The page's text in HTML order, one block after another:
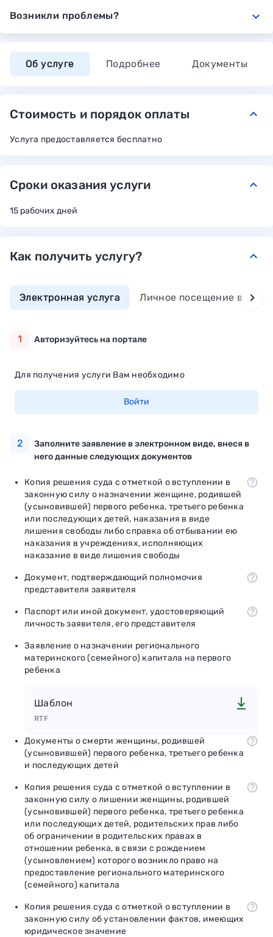
Возникли проблемы? expand_more
Об услуге Подробнее Документы
Стоимость и порядок оплаты keyboard_arrow_down
Услуга предоставляется бесплатно
Сроки оказания услуги keyboard_arrow_down
15 рабочих дней
Как получить услугу? keyboard_arrow_down
Электронная услуга Личное посещение
1 Авторизуйтесь на портале
Для получения услуги Вам необходимо
Войти
2
Заполните заявление в электронном виде, внеся в
него данные следующих документов
Копия решения суда с отметкой о вступлении в
законную силу о назначении женщине, родившей
(усыновившей) первого ребенка, третьего ребенка
или последующих детей, наказания в виде
лишения свободы либо справка об отбывании ею
наказания в учреждениях, исполняющих
наказание в виде лишения свободы
Документ, подтверждающий полномочия
представителя заявителя
Паспорт или иной документ, удостоверяющий
личность заявителя, его представителя
Заявление о назначении регионального
материнского (семейного) капитала на первого
ребенка
Шаблон
RTF
Документы о смерти женщины, родившей
(усыновившей) первого ребенка, третьего ребенка
и последующих детей
Копия решения суда с отметкой о вступлении в
законную силу о лишении женщины, родившей
(усыновившей) первого ребенка, третьего ребенка
или последующих детей, родительских прав либо
об ограничении в родительских правах в
отношении ребенка, в связи с рождением
(усыновлением) которого возникло право на
предоставление регионального материнского
(семейного) капитала
Копия решения суда с отметкой о вступлении в
законную силу об установлении фактов, имеющих
юридическое значение